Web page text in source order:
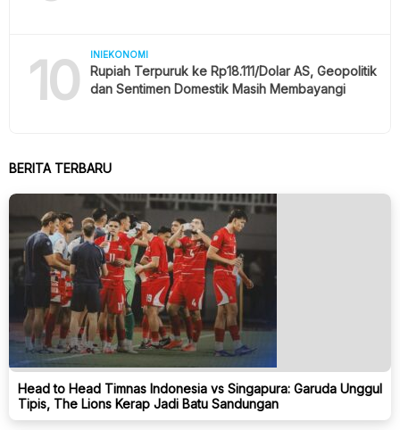
10 INIEKONOMI
Rupiah Terpuruk ke Rp18.111/Dolar AS, Geopolitik
dan Sentimen Domestik Masih Membayangi
BERITA TERBARU
Head to Head Timnas Indonesia vs Singapura: Garuda Unggul
Tipis, The Lions Kerap Jadi Batu Sandungan